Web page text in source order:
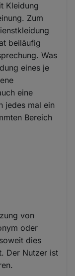
Kleidung
Zum
beiläufig
Was
eines je
eine
jedes mal ein
Bereich
von
oder
dies
Der Nutzer ist